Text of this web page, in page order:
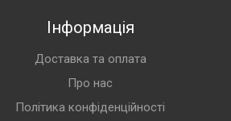
Інформація
Доставка та оплата
Про нас
Політика конфіденційності